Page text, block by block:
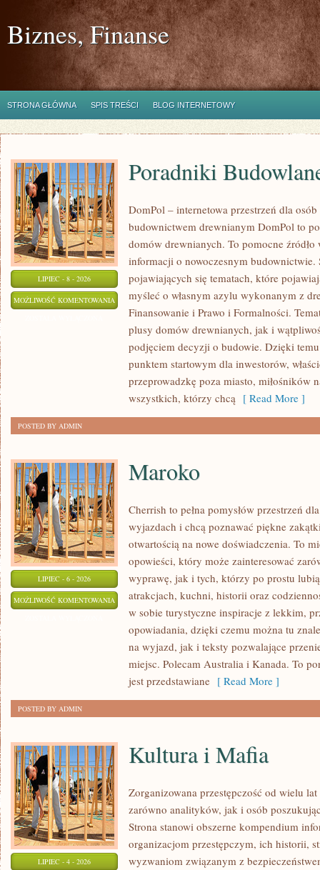
Biznes, Finanse
STRONA GŁÓWNA SPIS TREŚCI BLOG INTERNETOWY
LIPIEC - 8 - 2026
MOŻLIWOŚĆ KOMENTOWANIA PORADNIKI
BUDOWLANE
Poradniki
DomPol – internetowa przestrzeń dla
budownictwem drewnianym DomPol to
domów drewnianych. To pomocne
informacji o nowoczesnym budownictwie.
pojawiających się tematach, które
myśleć o własnym azylu wykonanym z
Finansowanie i Prawo i Formalności.
plusy domów drewnianych, jak i
podjęciem decyzji o budowie. Dzięki
punktem startowym dla inwestorów,
przeprowadzkę poza miasto, miłośników
wszystkich, którzy chcą [ Read More ]
POSTED BY ADMIN
LIPIEC - 6 - 2026
MOŻLIWOŚĆ KOMENTOWANIA MAROKO
Maroko
Cherrish to pełna pomysłów przestrzeń
wyjazdach i chcą poznawać piękne
otwartością na nowe doświadczenia. To
opowieści, który może zainteresować
wyprawę, jak i tych, którzy po prostu
atrakcjach, kuchni, historii oraz
w sobie turystyczne inspiracje z lekkim,
opowiadania, dzięki czemu można tu
na wyjazd, jak i teksty pozwalające
miejsc. Polecam Australia i Kanada. To
jest przedstawiane [ Read More ]
POSTED BY ADMIN
LIPIEC - 4 - 2026
Kultura i Mafia
Zorganizowana przestępczość od wielu
zarówno analityków, jak i osób
Strona stanowi obszerne kompendium
organizacjom przestępczym, ich historii,
wyzwaniom związanym z